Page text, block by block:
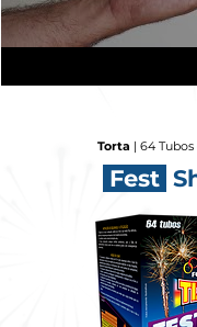
Torta | 64
Fest